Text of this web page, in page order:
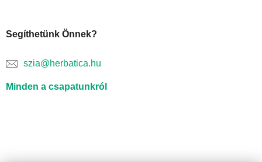
Segíthetünk Önnek?
szia@herbatica.hu
Minden a csapatunkról